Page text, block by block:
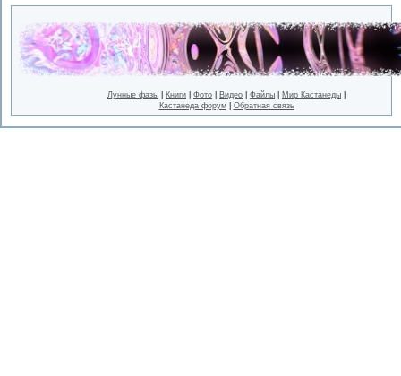
Лунные фазы Книги Фото Видео Файлы Мир Кастанеды
Кастанеда форум| Обратная связь